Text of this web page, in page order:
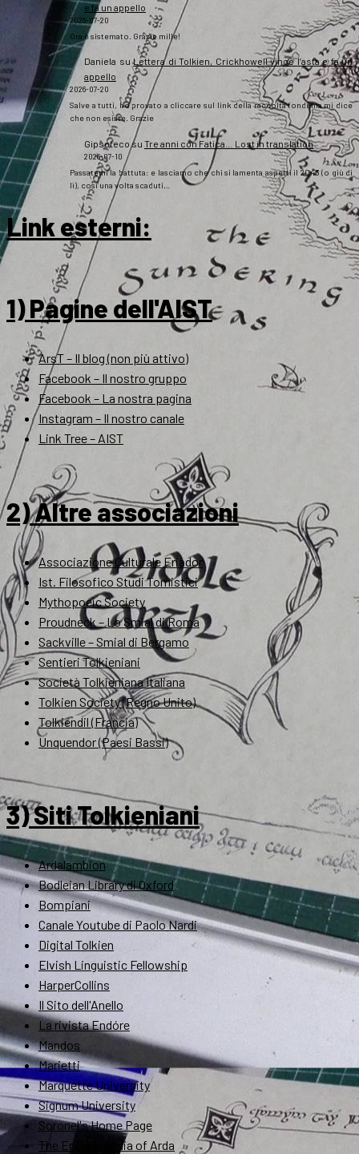
e fa un appello
2026-07-20
Ora è sistemato. Grazie mille!
Daniela suLettera di Tolkien, Crickhowell vince l’asta e fa un
appello
2026-07-20
Salve a tutti, ho provato a cliccare sul link della raccolta fondi ma mi dice
che non esiste. Grazie
Gipsotecosu Tre anni con Fatica… Lost in translation
2026-07-10
Passatemi la battuta: e lasciamo che chi si lamenta aspetti il 2043 (o giù di
lì), così una volta scaduti…
Link esterni:
1) Pagine dell'AIST
ArsT – Il blog (non più attivo)
Facebook – Il nostro gruppo
Facebook – La nostra pagina
Instagram – Il nostro canale
Link Tree – AIST
2) Altre associazioni
Associazione Culturale Eriador
Ist. Filosofico Studi Tomistici
Mythopoeic Society
Proudneck – Lo Smial di Roma
Sackville – Smial di Bergamo
Sentieri Tolkieniani
Società Tolkieniana Italiana
Tolkien Society (Regno Unito)
Tolkiendil (Francia)
Unquendor (Paesi Bassi)
3) Siti Tolkieniani
Ardalambion
Bodleian Library di Oxford
Bompiani
Canale Youtube di Paolo Nardi
Digital Tolkien
Elvish Linguistic Fellowship
HarperCollins
Il Sito dell'Anello
La rivista Endóre
Mandos
Marietti
Marquette University
Signum University
Soronel's Home Page
The Encyclopedia of Arda